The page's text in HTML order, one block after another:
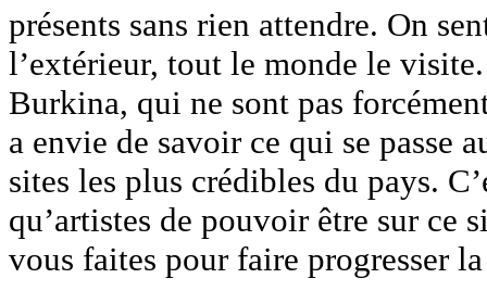
présents sans rien attendre. On
l’extérieur, tout le monde le
Burkina, qui ne sont pas
a envie de savoir ce qui se passe
sites les plus crédibles du pays.
qu’artistes de pouvoir être sur ce
vous faites pour faire progresser